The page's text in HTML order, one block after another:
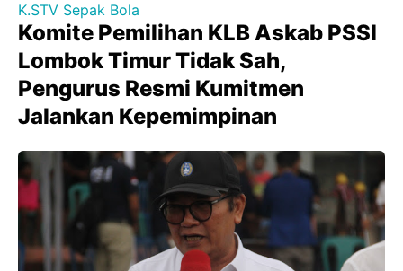
K.STV Sepak Bola
Komite Pemilihan KLB Askab PSSI
Lombok Timur Tidak Sah,
Pengurus Resmi Kumitmen
Jalankan Kepemimpinan